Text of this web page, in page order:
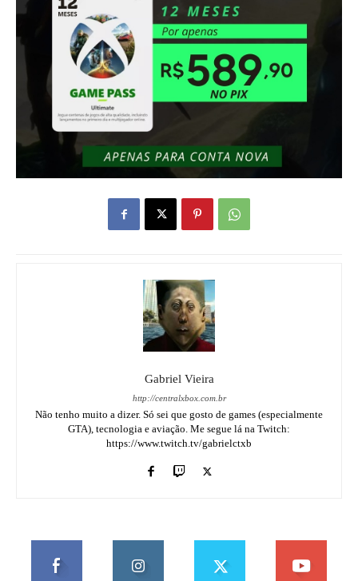
Gabriel Vieira
http://centralxbox.com.br
Não tenho muito a dizer. Só sei que gosto de games (especialmente
GTA), tecnologia e aviação. Me segue lá na Twitch:
https://www.twitch.tv/gabrielctxb